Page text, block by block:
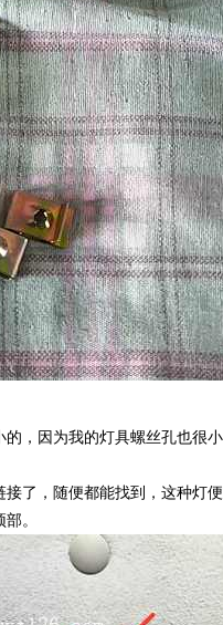
的，因为我的灯具螺丝孔也很
了，随便都能找到，这种灯
。